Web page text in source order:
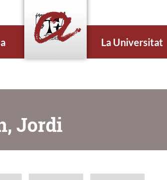
La Universitat
Jordi